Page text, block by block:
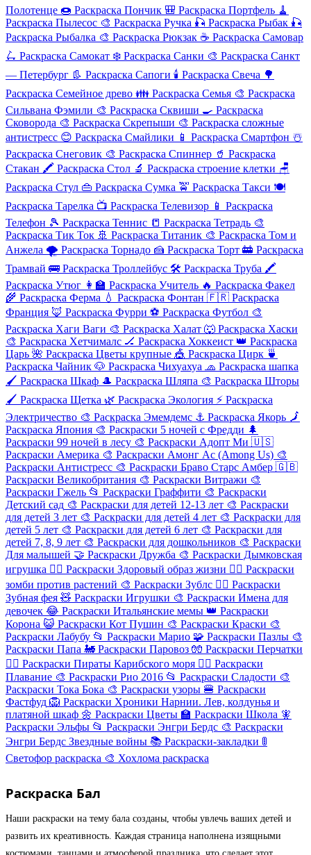
Полотенце 🍩 Раскраска Пончик 🎒 Раскраска Портфель 🧹
Раскраска Пылесос 🎨 Раскраска Ручка 🎣 Раскраска Рыбак 🎣
Раскраска Рыбалка 🎨 Раскраска Рюкзак ☕ Раскраска Самовар
🛴 Раскраска Самокат ❄️ Раскраска Санки 🎨 Раскраска Санкт
— Петербург 👢 Раскраска Сапоги 🕯️ Раскраска Свеча 🌳
Раскраска Семейное древо 👪 Раскраска Семья 🎨 Раскраска
Сильвана Фэмили 🎨 Раскраска Сквиши 🍳 Раскраска
Сковорода 🎨 Раскраска Скрепыши 🎨 Раскраска сложные
антистресс 😊 Раскраска Смайлики 📱 Раскраска Смартфон ☃️
Раскраска Снеговик 🎨 Раскраска Спиннер 🥤 Раскраска
Стакан 🖍️ Раскраска Стол 🔬 Раскраска строение клетки 🪑
Раскраска Стул 👜 Раскраска Сумка 🚖 Раскраска Такси 🍽️
Раскраска Тарелка 📺 Раскраска Телевизор 📱 Раскраска
Телефон 🎾 Раскраска Теннис 📒 Раскраска Тетрадь 🎨
Раскраска Тик Ток 🚢 Раскраска Титаник 🎨 Раскраска Том и
Анжела 🌪️ Раскраска Торнадо 🍰 Раскраска Торт 🚋 Раскраска
Трамвай 🚌 Раскраска Троллейбус 🛠️ Раскраска Труба 🖍️
Раскраска Утюг 👩‍🏫 Раскраска Учитель 🔥 Раскраска Факел
🌾 Раскраска Ферма 💧 Раскраска Фонтан 🇫🇷 Раскраска
Франция 🦊 Раскраска Фурри ⚽ Раскраска Футбол 🎨
Раскраска Хаги Ваги 🎨 Раскраска Халат 🐺 Раскраска Хаски
🎨 Раскраска Хетчималс 🏒 Раскраска Хоккеист 👑 Раскраска
Царь 🌺 Раскраска Цветы крупные 🎪 Раскраска Цирк 🍵
Раскраска Чайник 🐶 Раскраска Чихуахуа 🧢 Раскраска шапка
🖌️ Раскраска Шкаф 🎩 Раскраска Шляпа 🎨 Раскраска Шторы
🖌️ Раскраска Щетка 🌿 Раскраска Экология ⚡ Раскраска
Электричество 🎨 Раскраска Эмемдемс ⚓ Раскраска Якорь 🗾
Раскраска Япония 🎨 Раскраски 5 ночей с Фредди 🌲
Раскраски 99 ночей в лесу 🎨 Раскраски Адопт Ми 🇺🇸
Раскраски Америка 🎨 Раскраски Амонг Ас (Among Us) 🎨
Раскраски Антистресс 🎨 Раскраски Браво Старс Амбер 🇬🇧
Раскраски Великобритания 🎨 Раскраски Витражи 🎨
Раскраски Гжель 📂 Раскраски Граффити 🎨 Раскраски
Детский сад 🎨 Раскраски для детей 12-13 лет 🎨 Раскраски
для детей 3 лет 🎨 Раскраски для детей 4 лет 🎨 Раскраски для
детей 5 лет 🎨 Раскраски для детей 6 лет 🎨 Раскраски для
детей 7, 8, 9 лет 🎨 Раскраски для дошкольников 🎨 Раскраски
Для малышей 🤝 Раскраски Дружба 🎨 Раскраски Дымковская
игрушка 🏃‍♂️ Раскраски Здоровый образ жизни 🧟‍♂️ Раскраски
зомби против растений 🎨 Раскраски Зублс 🧚‍♀️ Раскраски
Зубная фея 🧸 Раскраски Игрушки 🎨 Раскраски Имена для
девочек 😂 Раскраски Итальянские мемы 👑 Раскраски
Корона 😺 Раскраски Кот Пушин 🎨 Раскраски Краски 🎨
Раскраски Лабубу 📂 Раскраски Марио 🧩 Раскраски Пазлы 🎨
Раскраски Папа 🚂 Раскраски Паровоз 🧤 Раскраски Перчатки
🏴‍☠️ Раскраски Пираты Карибского моря 🏊‍♀️ Раскраски
Плавание 🎨 Раскраски Рио 2016 📂 Раскраски Сладости 🎨
Раскраски Тока Бока 🎨 Раскраски узоры 🍔 Раскраски
Фастфуд 🦁 Раскраски Хроники Нарнии. Лев, колдунья и
платяной шкаф 🌼 Раскраски Цветы 🏫 Раскраски Школа 🧚
Раскраски Эльфы 📂 Раскраски Энгри Бердс 🎨 Раскраски
Энгри Бердс Звездные войны 📚 Раскраски-закладки 🚦
Светофор раскраска 🎨 Хохлома раскраска
Раскраска Бал
Наши раскраски на тему бала созданы, чтобы увлечь ваших детей и
развить их креативность. Каждая страница наполнена изящными